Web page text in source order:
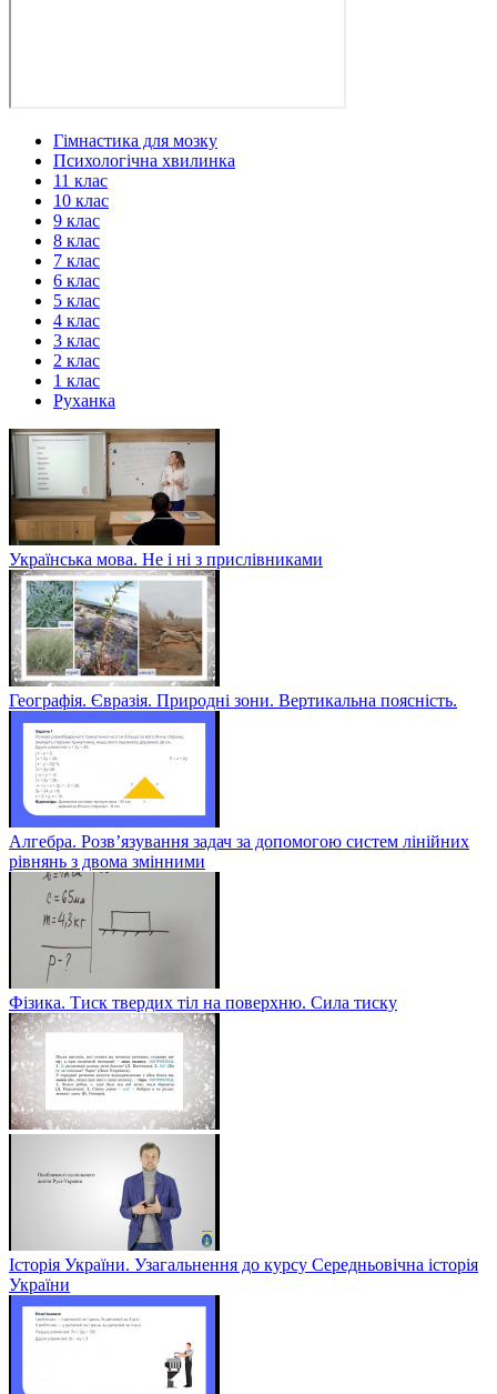
Гімнастика для мозку
Психологічна хвилинка
11 клас
10 клас
9 клас
8 клас
7 клас
6 клас
5 клас
4 клас
3 клас
2 клас
1 клас
Руханка
Українська мова. Не і ні з прислівниками
Географія. Євразія. Природні зони. Вертикальна поясність.
Алгебра. Розв’язування задач за допомогою систем лінійних
рівнянь з двома змінними
Фізика. Тиск твердих тіл на поверхню. Сила тиску
Історія України. Узагальнення до курсу Середньовічна історія
України